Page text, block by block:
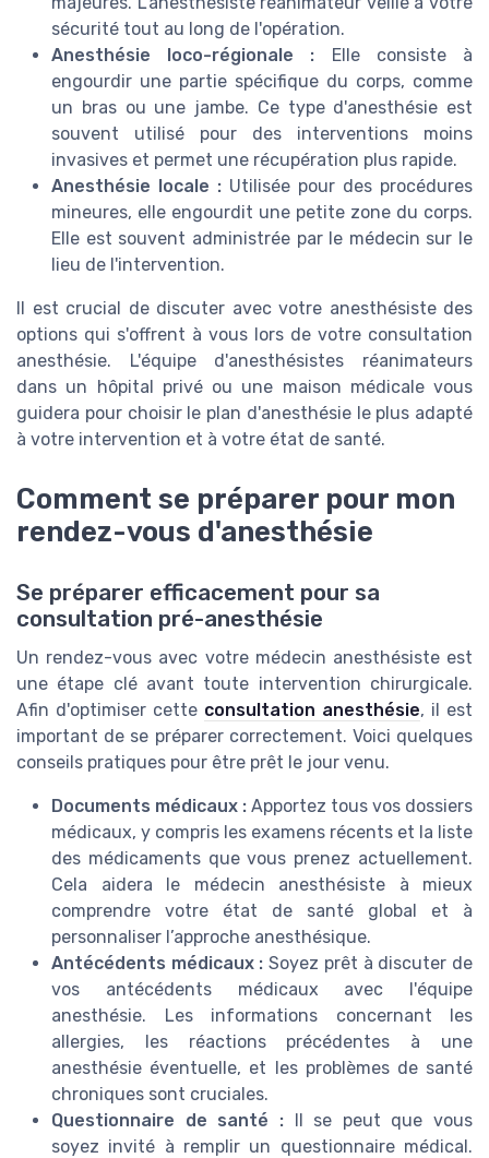
sécurité tout au long de l'opération.
Anesthésie loco-régionale : Elle consiste à
engourdir une partie spécifique du corps, comme
un bras ou une jambe. Ce type d'anesthésie est
souvent utilisé pour des interventions moins
invasives et permet une récupération plus rapide.
Anesthésie locale : Utilisée pour des procédures
mineures, elle engourdit une petite zone du corps.
Elle est souvent administrée par le médecin sur le
lieu de l'intervention.
Il est crucial de discuter avec votre anesthésiste des
options qui s'offrent à vous lors de votre consultation
anesthésie. L'équipe d'anesthésistes réanimateurs
dans un hôpital privé ou une maison médicale vous
guidera pour choisir le plan d'anesthésie le plus adapté
à votre intervention et à votre état de santé.
Comment se préparer pour mon
rendez-vous d'anesthésie
Se préparer efficacement pour sa
consultation pré-anesthésie
Un rendez-vous avec votre médecin anesthésiste est
une étape clé avant toute intervention chirurgicale.
Afin d'optimiser cette consultation anesthésie, il est
important de se préparer correctement. Voici quelques
conseils pratiques pour être prêt le jour venu.
Documents médicaux : Apportez tous vos dossiers
médicaux, y compris les examens récents et la liste
des médicaments que vous prenez actuellement.
Cela aidera le médecin anesthésiste à mieux
comprendre votre état de santé global et à
personnaliser l’approche anesthésique.
Antécédents médicaux : Soyez prêt à discuter de
vos antécédents médicaux avec l'équipe
anesthésie. Les informations concernant les
allergies, les réactions précédentes à une
anesthésie éventuelle, et les problèmes de santé
chroniques sont cruciales.
Questionnaire de santé :Il se peut que vous
soyez invité à remplir un questionnaire médical.